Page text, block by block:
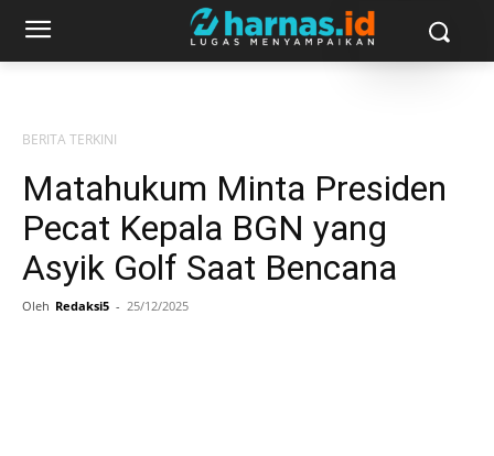
BERITA TERKINI
Matahukum Minta Presiden
Pecat Kepala BGN yang
Asyik Golf Saat Bencana
Oleh Redaksi5 - 25/12/2025